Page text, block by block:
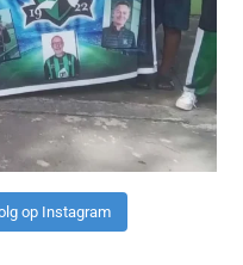
op Instagram